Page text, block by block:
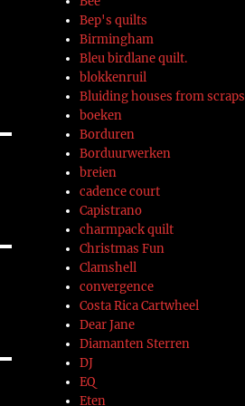
Bep's quilts
Birmingham
Bleu birdlane quilt.
blokkenruil
Bluiding houses from scraps
boeken
Borduren
Borduurwerken
breien
cadence court
Capistrano
charmpack quilt
Christmas Fun
Clamshell
convergence
Costa Rica Cartwheel
Dear Jane
Diamanten Sterren
DJ
EQ
Eten